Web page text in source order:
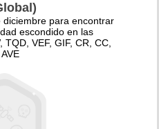
diciembre para encontrar
escondido en las
VEF, GIF, CR, CC,